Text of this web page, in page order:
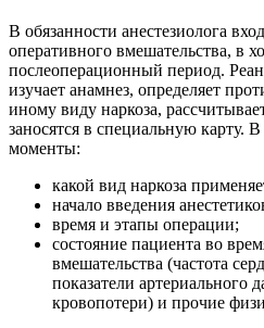
В обязанности анестезиолога
оперативного вмешательства, в
послеоперационный период.
изучает анамнез, определяет
иному виду наркоза,
заносятся в специальную
моменты:
какой вид наркоза
начало введения
время и этапы операции;
состояние пациента во
вмешательства (частота
показатели артериального
кровопотери) и прочие